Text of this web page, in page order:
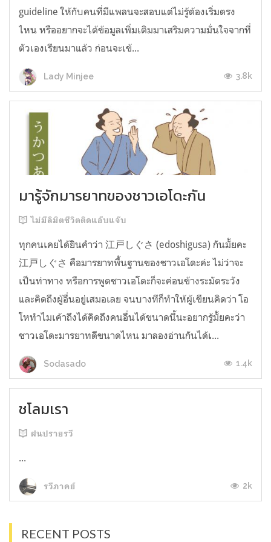
guideline ให้กับคนที่มีแพลนจะสอบแต่ไม่รู้ต้องเริ่มตรง
ไหน หรืออยากจะได้ข้อมูลเพิ่มเติมมาเสริมความมั่นใจจากที่
ตัวเองเรียนมาแล้ว ก่อนจะเข้...
Lady Minjee 3.8k
มารู้จักมารยาทของชาวเอโดะกัน
ไม่มีลิมิตชีวิตติดแอ๊บแจ๊บ
ทุกคนเคยได้ยินคำว่า 江戸しぐさ (edoshigusa) กันมั้ยคะ
江戸しぐさ คือมารยาทพื้นฐานของชาวเอโดะค่ะ ไม่ว่าจะ
เป็นท่าทาง หรือการพูดชาวเอโดะก็จะค่อนข้างระมัดระวัง
และคิดถึงผู้อื่นอยู่เสมอเลย จนบางทีก็ทำให้ผู้เขียนคิดว่า โอ
โหทำไมเค้าถึงได้คิดถึงคนอื่นได้ขนาดนี้นะอยากรู้มั้ยคะว่า
ชาวเอโดะมารยาทดีขนาดไหน มาลองอ่านกันได้เ...
Sodasado 1.4k
ชโลมเรา
ฝนปรายรวี
...
รวีภาคย์ 2k
RECENT POSTS